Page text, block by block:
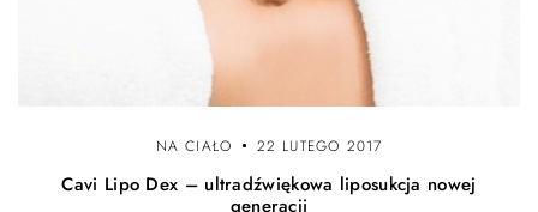
NA CIAŁO 22 LUTEGO 2017
Cavi Lipo Dex – ultradźwiękowa liposukcja nowej
generacji